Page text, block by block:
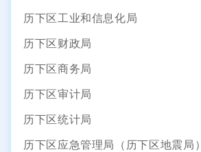
历下区工业和信息化局
历下区财政局
历下区商务局
历下区审计局
历下区统计局
历下区应急管理局（历下区地震局）